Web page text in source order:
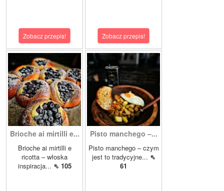
Zobacz przepis! Zobacz przepis!
Brioche ai mirtilli e...
Brioche ai mirtilli e
ricotta – włoska
inspiracja... ⇖ 105
Pisto manchego –...
Pisto manchego – czym
jest to tradycyjne... ⇖
61